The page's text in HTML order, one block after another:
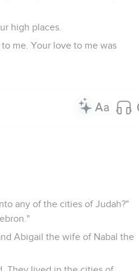
high places.
me. Your love to me was
any of the cities of Judah?"
Abigail the wife of Nabal the